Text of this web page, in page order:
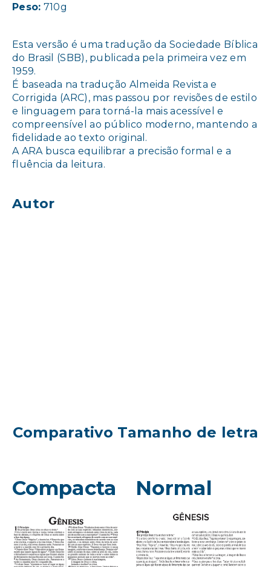
Peso: 710g
Esta versão é uma tradução da Sociedade Bíblica
do Brasil (SBB), publicada pela primeira vez em
1959.
É baseada na tradução Almeida Revista e
Corrigida (ARC), mas passou por revisões de estilo
e linguagem para torná-la mais acessível e
compreensível ao público moderno, mantendo a
fidelidade ao texto original.
A ARA busca equilibrar a precisão formal e a
fluência da leitura.
Autor
Comparativo Tamanho de letra
Compacta Normal